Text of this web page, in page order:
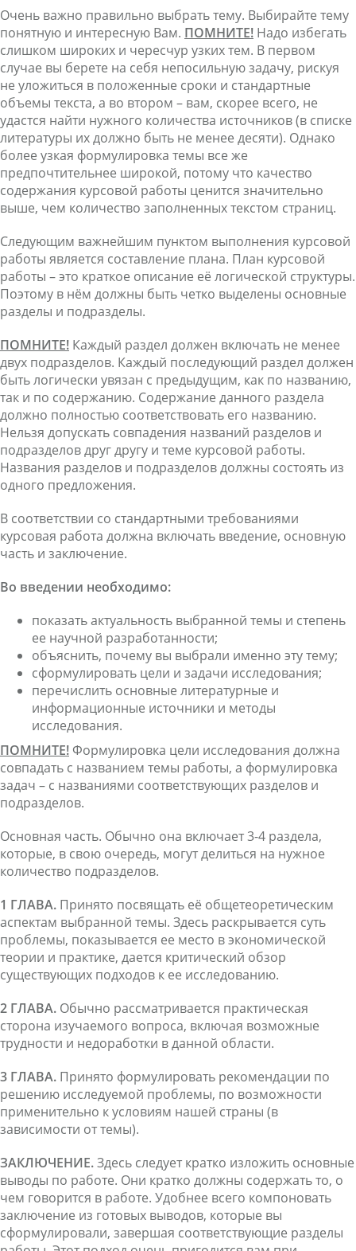
Очень важно правильно выбрать тему. Выбирайте тему
понятную и интересную Вам. ПОМНИТЕ! Надо избегать
слишком широких и чересчур узких тем. В первом
случае вы берете на себя непосильную задачу, рискуя
не уложиться в положенные сроки и стандартные
объемы текста, а во втором – вам, скорее всего, не
удастся найти нужного количества источников (в списке
литературы их должно быть не менее десяти). Однако
более узкая формулировка темы все же
предпочтительнее широкой, потому что качество
содержания курсовой работы ценится значительно
выше, чем количество заполненных текстом страниц.
Следующим важнейшим пунктом выполнения курсовой
работы является составление плана. План курсовой
работы – это краткое описание её логической структуры.
Поэтому в нём должны быть четко выделены основные
разделы и подразделы.
ПОМНИТЕ! Каждый раздел должен включать не менее
двух подразделов. Каждый последующий раздел должен
быть логически увязан с предыдущим, как по названию,
так и по содержанию. Содержание данного раздела
должно полностью соответствовать его названию.
Нельзя допускать совпадения названий разделов и
подразделов друг другу и теме курсовой работы.
Названия разделов и подразделов должны состоять из
одного предложения.
В соответствии со стандартными требованиями
курсовая работа должна включать введение, основную
часть и заключение.
Во введении необходимо:
показать актуальность выбранной темы и степень
ее научной разработанности;
объяснить, почему вы выбрали именно эту тему;
сформулировать цели и задачи исследования;
перечислить основные литературные и
информационные источники и методы
исследования.
ПОМНИТЕ! Формулировка цели исследования должна
совпадать с названием темы работы, а формулировка
задач – с названиями соответствующих разделов и
подразделов.
Основная часть. Обычно она включает 3-4 раздела,
которые, в свою очередь, могут делиться на нужное
количество подразделов.
1 ГЛАВА. Принято посвящать её общетеоретическим
аспектам выбранной темы. Здесь раскрывается суть
проблемы, показывается ее место в экономической
теории и практике, дается критический обзор
существующих подходов к ее исследованию.
2 ГЛАВА. Обычно рассматривается практическая
сторона изучаемого вопроса, включая возможные
трудности и недоработки в данной области.
3 ГЛАВА. Принято формулировать рекомендации по
решению исследуемой проблемы, по возможности
применительно к условиям нашей страны (в
зависимости от темы).
ЗАКЛЮЧЕНИЕ.Здесь следует кратко изложить основные
выводы по работе. Они кратко должны содержать то, о
чем говорится в работе. Удобнее всего компоновать
заключение из готовых выводов, которые вы
сформулировали, завершая соответствующие разделы